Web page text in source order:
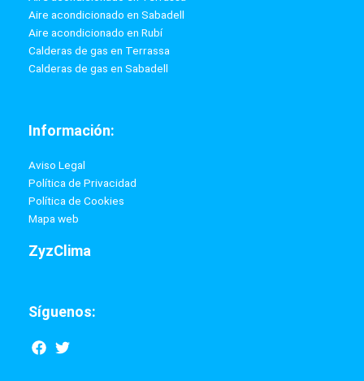
85.80 €
Ver producto
Sobre ZyzClima:
Empresa dedicada a la instalación y venta de aires
acondicionados, calefacción, calderas de gas, calderas de gasoil,
tratamientos de agua y todo tipo de reformas domésticas y
Benefíciate de nuestras ofertas mensuales, nuestros precios
Enlaces de interés: